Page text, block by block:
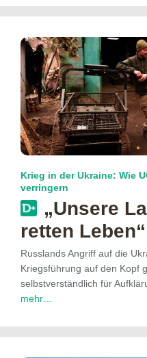
Krieg in der Ukraine: Wie
verringern
„Unsere
retten Leben“
Russlands Angriff auf die
Kriegsführung auf den Kopf
selbstverständlich für
mehr…